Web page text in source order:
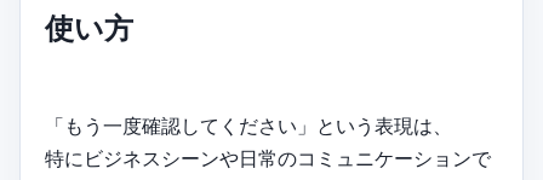
使い方
「もう一度確認してください」という表現は、
特にビジネスシーンや日常のコミュニケーションで